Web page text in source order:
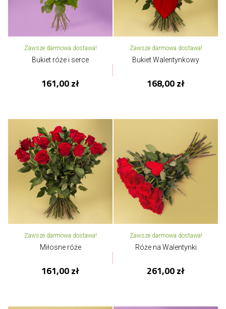
Zawsze darmowa dostawa!
Bukiet róże i serce
161,00 zł
Zawsze darmowa dostawa!
Bukiet Walentynkowy
168,00 zł
Zawsze darmowa dostawa!
Miłosne róże
161,00 zł
Zawsze darmowa dostawa!
Róże na Walentynki
261,00 zł